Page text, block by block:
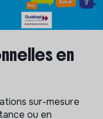
en
sur-mesure
ou en